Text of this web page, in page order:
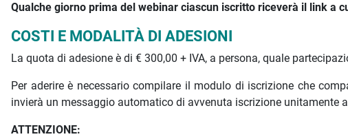
Qualche giorno prima del webinar ciascun iscritto riceverà il link a
COSTI E MODALITÀ DI ADESIONI
La quota di adesione è di € 300,00 + IVA, a persona, quale
Per aderire è necessario compilare il modulo di iscrizione che
invierà un messaggio automatico di avvenuta iscrizione unitamente
ATTENZIONE: